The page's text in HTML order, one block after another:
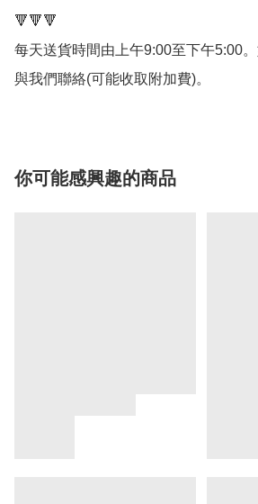
🔻🔻🔻
每天送貨時間由上午9:00至下午5:00
與我們聯絡(可能收取附加費)。
你可能感興趣的商品